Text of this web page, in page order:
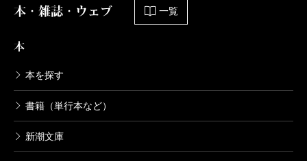
本・雑誌・ウェブ 一覧
本
本を探す
書籍（単行本など）
新潮文庫